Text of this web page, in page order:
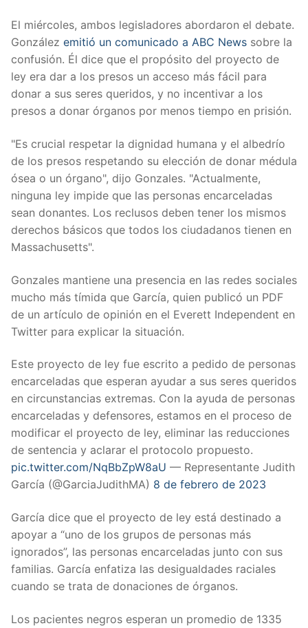
El miércoles, ambos legisladores abordaron el debate.
González emitió un comunicado a ABC News sobre la
confusión. Él dice que el propósito del proyecto de
ley era dar a los presos un acceso más fácil para
donar a sus seres queridos, y no incentivar a los
presos a donar órganos por menos tiempo en prisión.
"Es crucial respetar la dignidad humana y el albedrío
de los presos respetando su elección de donar médula
ósea o un órgano", dijo Gonzales. "Actualmente,
ninguna ley impide que las personas encarceladas
sean donantes. Los reclusos deben tener los mismos
derechos básicos que todos los ciudadanos tienen en
Massachusetts".
Gonzales mantiene una presencia en las redes sociales
mucho más tímida que García, quien publicó un PDF
de un artículo de opinión en el Everett Independent en
Twitter para explicar la situación.
Este proyecto de ley fue escrito a pedido de personas
encarceladas que esperan ayudar a sus seres queridos
en circunstancias extremas. Con la ayuda de personas
encarceladas y defensores, estamos en el proceso de
modificar el proyecto de ley, eliminar las reducciones
de sentencia y aclarar el protocolo propuesto.
pic.twitter.com/NqBbZpW8aU — Representante Judith
García (@GarciaJudithMA) 8 de febrero de 2023
García dice que el proyecto de ley está destinado a
apoyar a “uno de los grupos de personas más
ignorados”, las personas encarceladas junto con sus
familias. García enfatiza las desigualdades raciales
cuando se trata de donaciones de órganos.
Los pacientes negros esperan un promedio de 1335